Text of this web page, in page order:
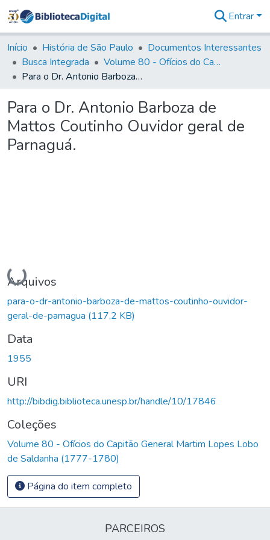
&
Coleções
Tudo na
Biblioteca
Estatísticas
Entrar
Início História de São Paulo
Documentos Interessantes
Busca Integrada
Volume 80 - Ofícios do Capitão General Martim Lopes Lobo de Saldanha (1777-1780)
Para o Dr. Antonio Barboza de Mattos Coutinho Ouvidor geral de Parnaguá.
Para o Dr. Antonio Barboza de
Mattos Coutinho Ouvidor geral de
Parnaguá.
Carregando...
Arquivos
para-o-dr-antonio-barboza-de-mattos-coutinho-ouvidor-
geral-de-parnagua (117,2 KB)
Data
1955
URI
http://bibdig.biblioteca.unesp.br/handle/10/17846
Coleções
Volume 80 - Ofícios do Capitão General Martim Lopes Lobo
de Saldanha (1777-1780)
Página do item completo
PARCEIROS